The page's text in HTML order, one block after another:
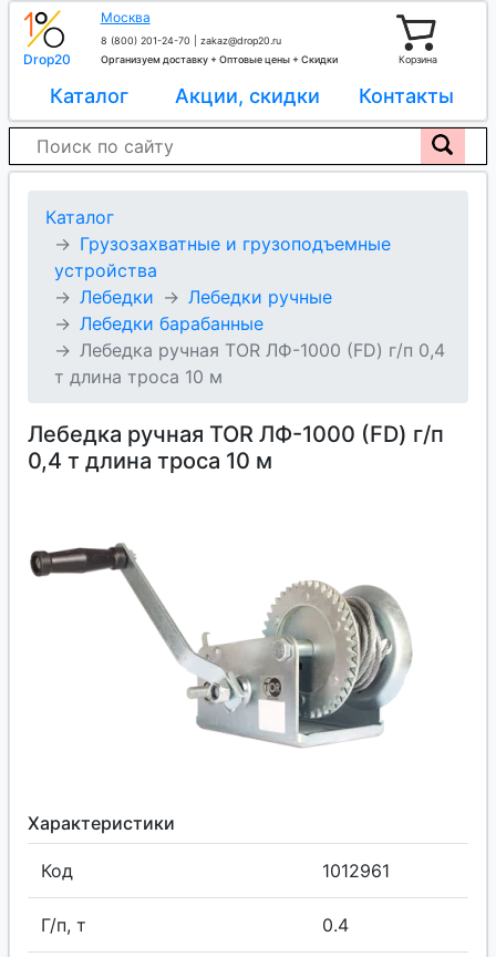
Drop20
Москва
8 (800) 201-24-70
zakaz@drop20.ru
Организуем доставку + Оптовые цены + Скидки
Корзина
Каталог Акции, скидки Контакты
Каталог
Грузозахватные и грузоподъемные
устройства
Лебедки
Лебедки ручные
Лебедки барабанные
Лебедка ручная TOR ЛФ-1000 (FD) г/п 0,4
т длина троса 10 м
Лебедка ручная TOR ЛФ-1000 (FD) г/п
0,4 т длина троса 10 м
Характеристики
Код 1012961
Г/п, т 0.4